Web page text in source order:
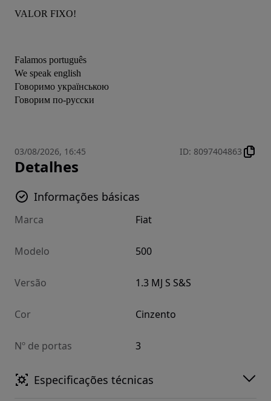
VALOR FIXO!
Falamos português
We speak english
Говоримо українською
Говорим по-русски
03/08/2026, 16:45 ID: 8097404863
Detalhes
Informações básicas
Marca Fiat
Modelo 500
Versão 1.3 MJ S S&S
Cor Cinzento
Nº de portas 3
Especificações técnicas